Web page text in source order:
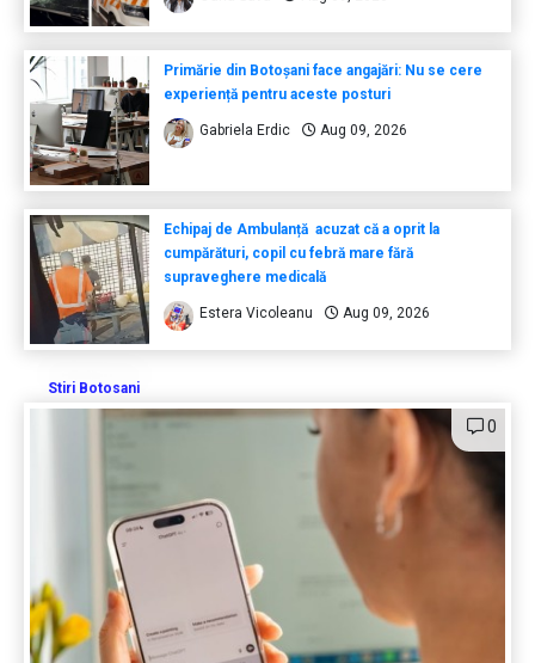
Primărie din Botoșani face angajări: Nu se cere
experiență pentru aceste posturi
Gabriela Erdic Aug 09, 2026
Echipaj de Ambulanță acuzat că a oprit la
cumpărături, copil cu febră mare fără
supraveghere medicală
Estera Vicoleanu Aug 09, 2026
Stiri Botosani
0